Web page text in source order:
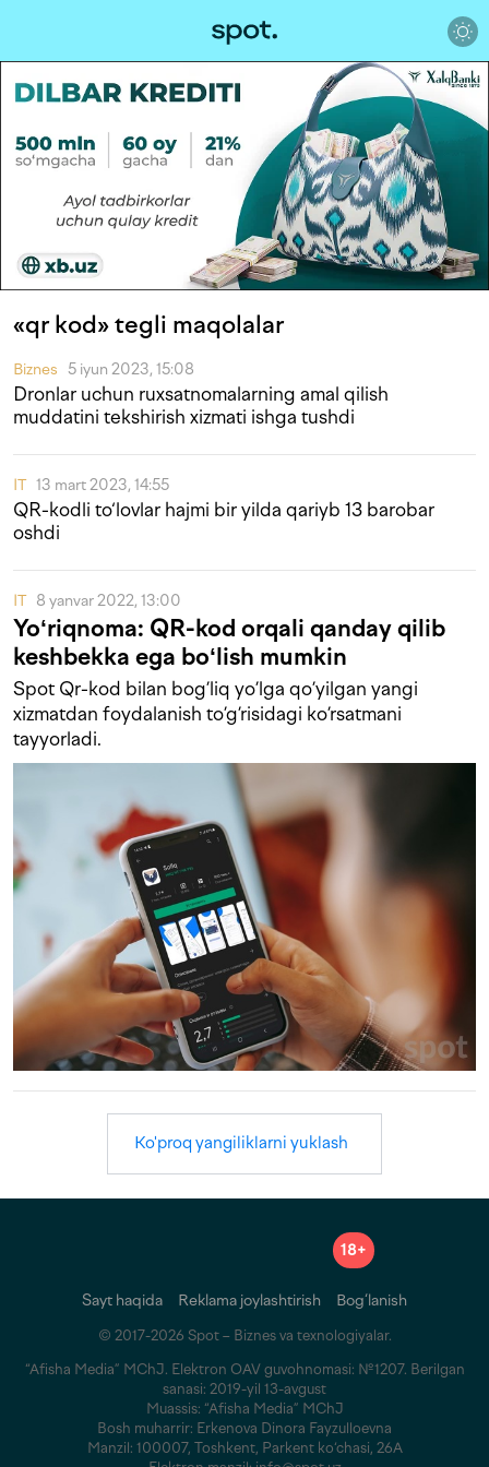
«qr kod» tegli maqolalar
Biznes 5 iyun 2023, 15:08
Dronlar uchun ruxsatnomalarning amal qilish
muddatini tekshirish xizmati ishga tushdi
IT 13 mart 2023, 14:55
QR-kodli to‘lovlar hajmi bir yilda qariyb 13 barobar
oshdi
IT 8 yanvar 2022, 13:00
Yoʻriqnoma: QR-kod orqali qanday qilib
keshbekka ega boʻlish mumkin
Spot Qr-kod bilan bog’liq yo’lga qo’yilgan yangi
xizmatdan foydalanish to’g’risidagi ko’rsatmani
tayyorladi.
Ko'proq yangiliklarni yuklash
18+
Sayt haqida Reklama joylashtirish Bog‘lanish
© 2017-2026 Spot – Biznes va texnologiyalar.
“Afisha Media” MChJ. Elektron OAV guvohnomasi: №1207. Berilgan
sanasi: 2019-yil 13-avgust
Muassis: “Afisha Media” MChJ
Bosh muharrir: Erkenova Dinora Fayzulloevna
Manzil: 100007, Toshkent, Parkent ko‘chasi, 26A